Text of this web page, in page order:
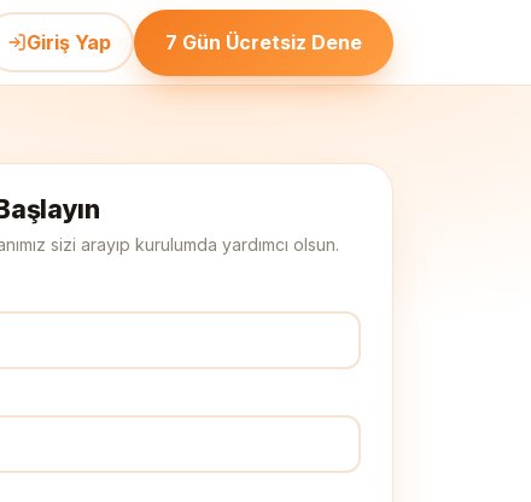
Giriş Yap 7 Gün Ücretsiz Dene
sizi arayıp kurulumda yardımcı olsun.